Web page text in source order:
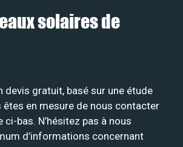
solaires de
devis gratuit, basé sur une étude
êtes en mesure de nous contacter
bas. N’hésitez pas à nous
d’informations concernant